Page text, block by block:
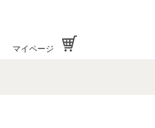
マイページ